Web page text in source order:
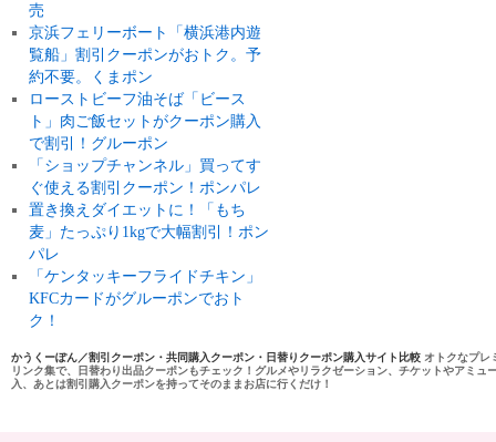
売
京浜フェリーボート「横浜港内遊
覧船」割引クーポンがおトク。予
約不要。くまポン
ローストビーフ油そば「ビース
ト」肉ご飯セットがクーポン購入
で割引！グルーポン
「ショップチャンネル」買ってす
ぐ使える割引クーポン！ポンパレ
置き換えダイエットに！「もち
麦」たっぷり1kgで大幅割引！ポン
パレ
「ケンタッキーフライドチキン」
KFCカードがグルーポンでおト
ク！
かうくーぽん／割引クーポン・共同購入クーポン・日替りクーポン購入サイト比較 オトクなプレ
リンク集で、日替わり出品クーポンもチェック！グルメやリラクゼーション、チケットやアミ
入、あとは割引購入クーポンを持ってそのままお店に行くだけ！